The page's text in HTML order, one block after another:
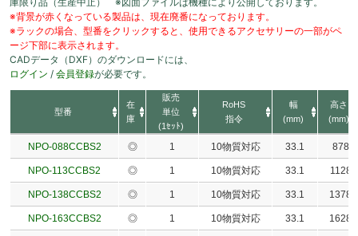
※背景が赤くなっている製品は、現在廃番になっております。
※ラックの場合、型番をクリックすると、使用できるアクセサリーの一部がペ
ージ下部に表示されます。
CADデータ（DXF）のダウンロードには、
ログイン / 会員登録が必要です。
型番
在
庫
販売
単位
(1ｾｯﾄ)
RoHS
指令
幅
(mm)
高さ
(mm)
NPO-088CCBS2 ◎ 1 10物質対応 33.1 878
NPO-113CCBS2 ◎ 1 10物質対応 33.1 1128
NPO-138CCBS2 ◎ 1 10物質対応 33.1 1378
NPO-163CCBS2 ◎ 1 10物質対応 33.1 1628